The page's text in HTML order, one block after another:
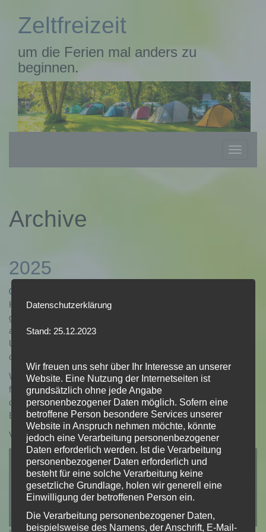
Hauptinhalt
springen
Zeltfreizeit
um die Ferien mal anders zu
beginnen.
Archive
2025
Hallo ihr Lieben, leider müssen wir euch mitteilen, dass das
geplante Jugendzeltlager am Anfang der Sommerferien
abgesagt werden muss. Aufgrund unvorhergesehener
Umstände ist es uns leider nicht möglich, das Event wie geplant
durchzuführen.
Wir bedauern diese Entscheidung sehr und entschuldigen uns
für die Unannehmlichkeiten, die dadurch entstehen. Wir hoffen,
dass wir in Zukunft eine neue Gelegenheit finden, ein ähnliches
Event zu organisieren.
Vielen Dank für Ihr Verständnis.
Hier zu suchen wir noch Betreuer/in die über
18 Jahre alt sind und Lust haben die
Aufsichtspflicht für die Kinder bei dem
Jugendzeltlager zu übernehmen.
Datenschutzerklärung
Stand: 25.12.2023
Wir freuen uns sehr über Ihr Interesse an unserer
Website. Eine Nutzung der Internetseiten ist
grundsätzlich ohne jede Angabe
personenbezogener Daten möglich. Sofern eine
betroffene Person besondere Services unserer
Website in Anspruch nehmen möchte, könnte
jedoch eine Verarbeitung personenbezogener
Daten erforderlich werden. Ist die Verarbeitung
personenbezogener Daten erforderlich und
besteht für eine solche Verarbeitung keine
gesetzliche Grundlage, holen wir generell eine
Einwilligung der betroffenen Person ein.
Die Verarbeitung personenbezogener Daten,
beispielsweise des Namens, der Anschrift, E-Mail-